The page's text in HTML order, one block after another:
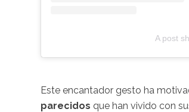
A post
Este encantador gesto ha
parecidos que han vivido con